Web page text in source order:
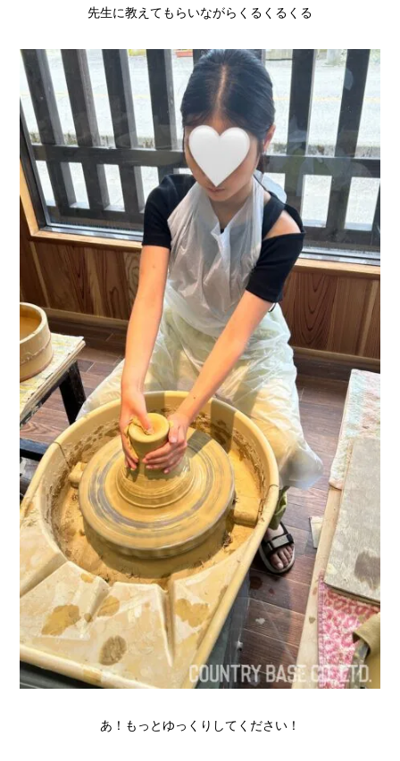
先生に教えてもらいながらくるくるくる
あ！もっとゆっくりしてください！